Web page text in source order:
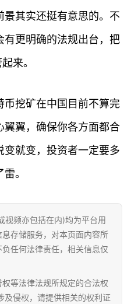
其实还挺有意思的。不
更明确的法规出台，把
来。
币挖矿在中国目前不算完
翼，确保你各方面都合
就变，投资者一定要多
。
视频亦包括在内)均为平台用
存储服务，对本页面内容所
任何法律责任，相关信息仅
等法律法规所规定的合法权
及侵权，请提供相关的权利证